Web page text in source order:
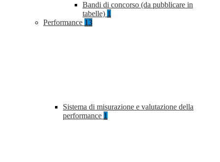
Bandi di concorso (da pubblicare in
tabelle) 1
Performance 13
Sistema di misurazione e valutazione della
performance 1